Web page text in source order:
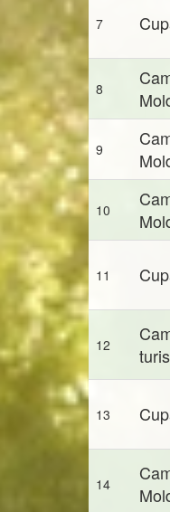
7
8
9
10
11
12
13
14